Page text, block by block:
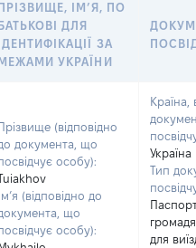
ПРІЗВИЩЕ, ІМ’Я, ПО
БАТЬКОВІ ДЛЯ
ІДЕНТИФІКАЦІЇ ЗА
МЕЖАМИ УКРАЇНИ
Прізвище (відповідно
документа, що
особу):
Ім’я (відповідно до
що
особу):
Країна,
Україна
Тип
для